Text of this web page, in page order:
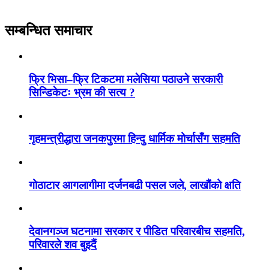
सम्बन्धित समाचार
फ्रि भिसा–फ्रि टिकटमा मलेसिया पठाउने सरकारी
सिन्डिकेटः भ्रम की सत्य ?
गृहमन्त्रीद्धारा जनकपुरमा हिन्दु धार्मिक मोर्चासँग सहमति
गोठाटार आगलागीमा दर्जनबढी पसल जले, लाखौंको क्षति
देवानगञ्ज घटनामा सरकार र पीडित परिवारबीच सहमति,
परिवारले शव बुझ्दैं